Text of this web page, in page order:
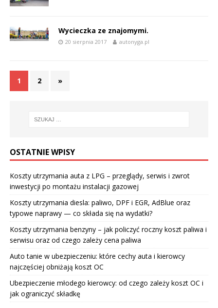
Wycieczka ze znajomymi.
20 sierpnia 2017 autonyga.pl
1 2 »
OSTATNIE WPISY
Koszty utrzymania auta z LPG – przeglądy, serwis i zwrot
inwestycji po montażu instalacji gazowej
Koszty utrzymania diesla: paliwo, DPF i EGR, AdBlue oraz
typowe naprawy — co składa się na wydatki?
Koszty utrzymania benzyny – jak policzyć roczny koszt paliwa i
serwisu oraz od czego zależy cena paliwa
Auto tanie w ubezpieczeniu: które cechy auta i kierowcy
najczęściej obniżają koszt OC
Ubezpieczenie młodego kierowcy: od czego zależy koszt OC i
jak ograniczyć składkę